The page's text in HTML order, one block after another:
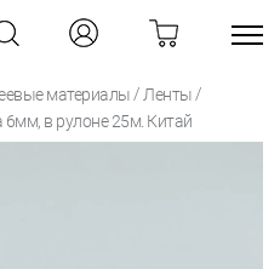
материалы / Ленты /
6мм, в рулоне 25м. Китай